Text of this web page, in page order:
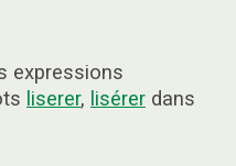
expressions
liserer, lisérer dans